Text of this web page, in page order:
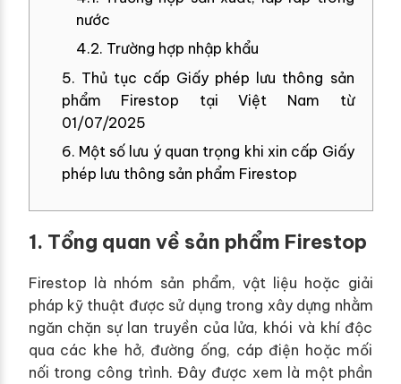
nước
4.2. Trường hợp nhập khẩu
5. Thủ tục cấp Giấy phép lưu thông sản
phẩm Firestop tại Việt Nam từ
01/07/2025
6. Một số lưu ý quan trọng khi xin cấp Giấy
phép lưu thông sản phẩm Firestop
1. Tổng quan về sản phẩm Firestop
Firestop là nhóm sản phẩm, vật liệu hoặc giải
pháp kỹ thuật được sử dụng trong xây dựng nhằm
ngăn chặn sự lan truyền của lửa, khói và khí độc
qua các khe hở, đường ống, cáp điện hoặc mối
nối trong công trình. Đây được xem là một phần